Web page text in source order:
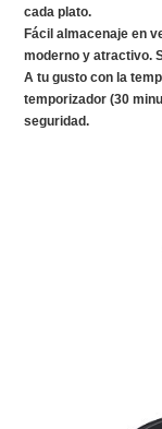
cada plato.
Fácil almacenaje en
moderno y atractivo.
A tu gusto con la
temporizador (30
seguridad.